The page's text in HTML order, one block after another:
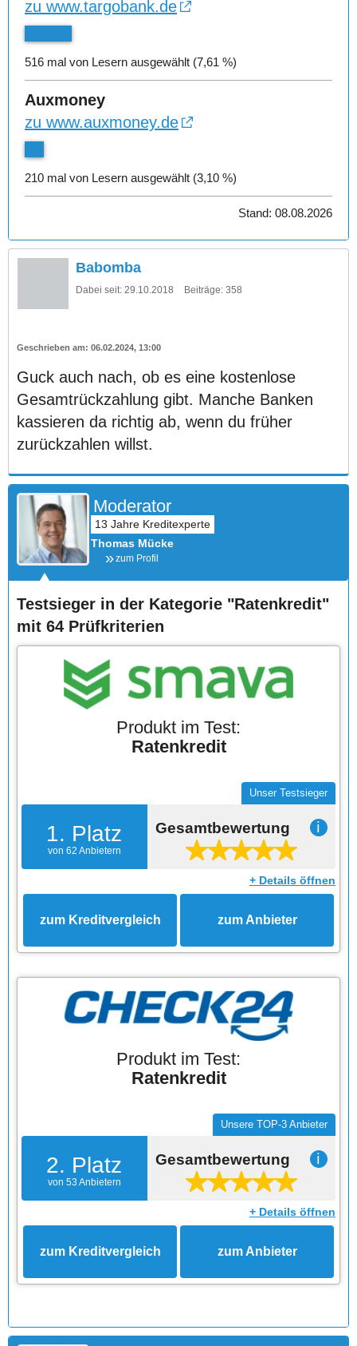
zu www.targobank.de
516 mal von Lesern ausgewählt (7,61 %)
Auxmoney
zu www.auxmoney.de
210 mal von Lesern ausgewählt (3,10 %)
Stand: 08.08.2026
Babomba
Dabei seit: 29.10.2018 Beiträge: 358
06.02.2024, 13:00
Guck auch nach, ob es eine kostenlose
Gesamtrückzahlung gibt. Manche Banken
kassieren da richtig ab, wenn du früher
zurückzahlen willst.
Moderator
Thomas Mücke
zum Profil
Testsieger in der Kategorie "Ratenkredit"
mit 64 Prüfkriterien
Produkt im Test:
Ratenkredit
1. Platz
von 62 Anbietern
Unser Testsieger
Gesamtbewertung ℹ
+ Details öffnen
zum Kreditvergleich zum Anbieter
Produkt im Test:
Ratenkredit
2. Platz
von 53 Anbietern
Unsere TOP-3 Anbieter
Gesamtbewertung ℹ
+ Details öffnen
zum Kreditvergleich zum Anbieter